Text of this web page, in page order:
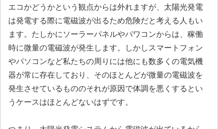
エコかどうかという観点からは外れますが、太陽光発電
は発電する際に電磁波が出るため危険だと考える人もい
ます。たしかにソーラーパネルやパワコンからは、稼働
時に微量の電磁波が発生します。しかしスマートフォン
やパソコンなど私たちの周りには他にも数多くの電気機
器が常に存在しており、そのほとんどが微量の電磁波を
発生させているもののそれが原因で体調を悪くするとい
うケースはほとんどないはずです。